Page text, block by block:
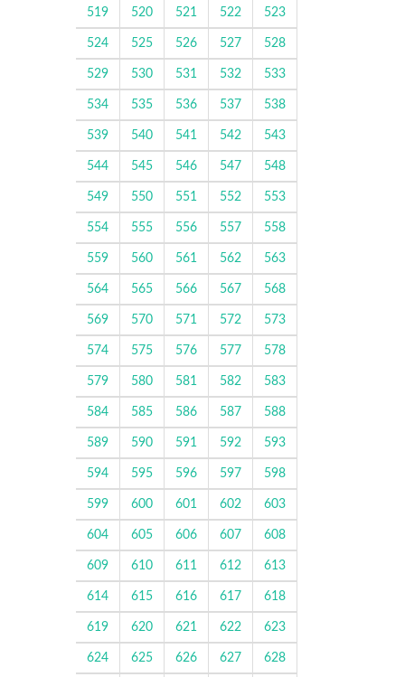
519 520 521 522 523
524 525 526 527 528
529 530 531 532 533
534 535 536 537 538
539 540 541 542 543
544 545 546 547 548
549 550 551 552 553
554 555 556 557 558
559 560 561 562 563
564 565 566 567 568
569 570 571 572 573
574 575 576 577 578
579 580 581 582 583
584 585 586 587 588
589 590 591 592 593
594 595 596 597 598
599 600 601 602 603
604 605 606 607 608
609 610 611 612 613
614 615 616 617 618
619 620 621 622 623
624 625 626 627 628